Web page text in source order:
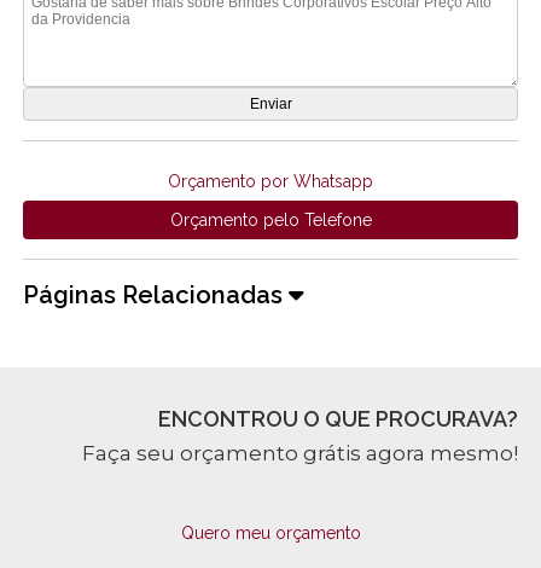
Orçamento por Whatsapp
Orçamento pelo Telefone
Páginas Relacionadas
ENCONTROU O QUE PROCURAVA?
Faça seu orçamento grátis agora mesmo!
Quero meu orçamento